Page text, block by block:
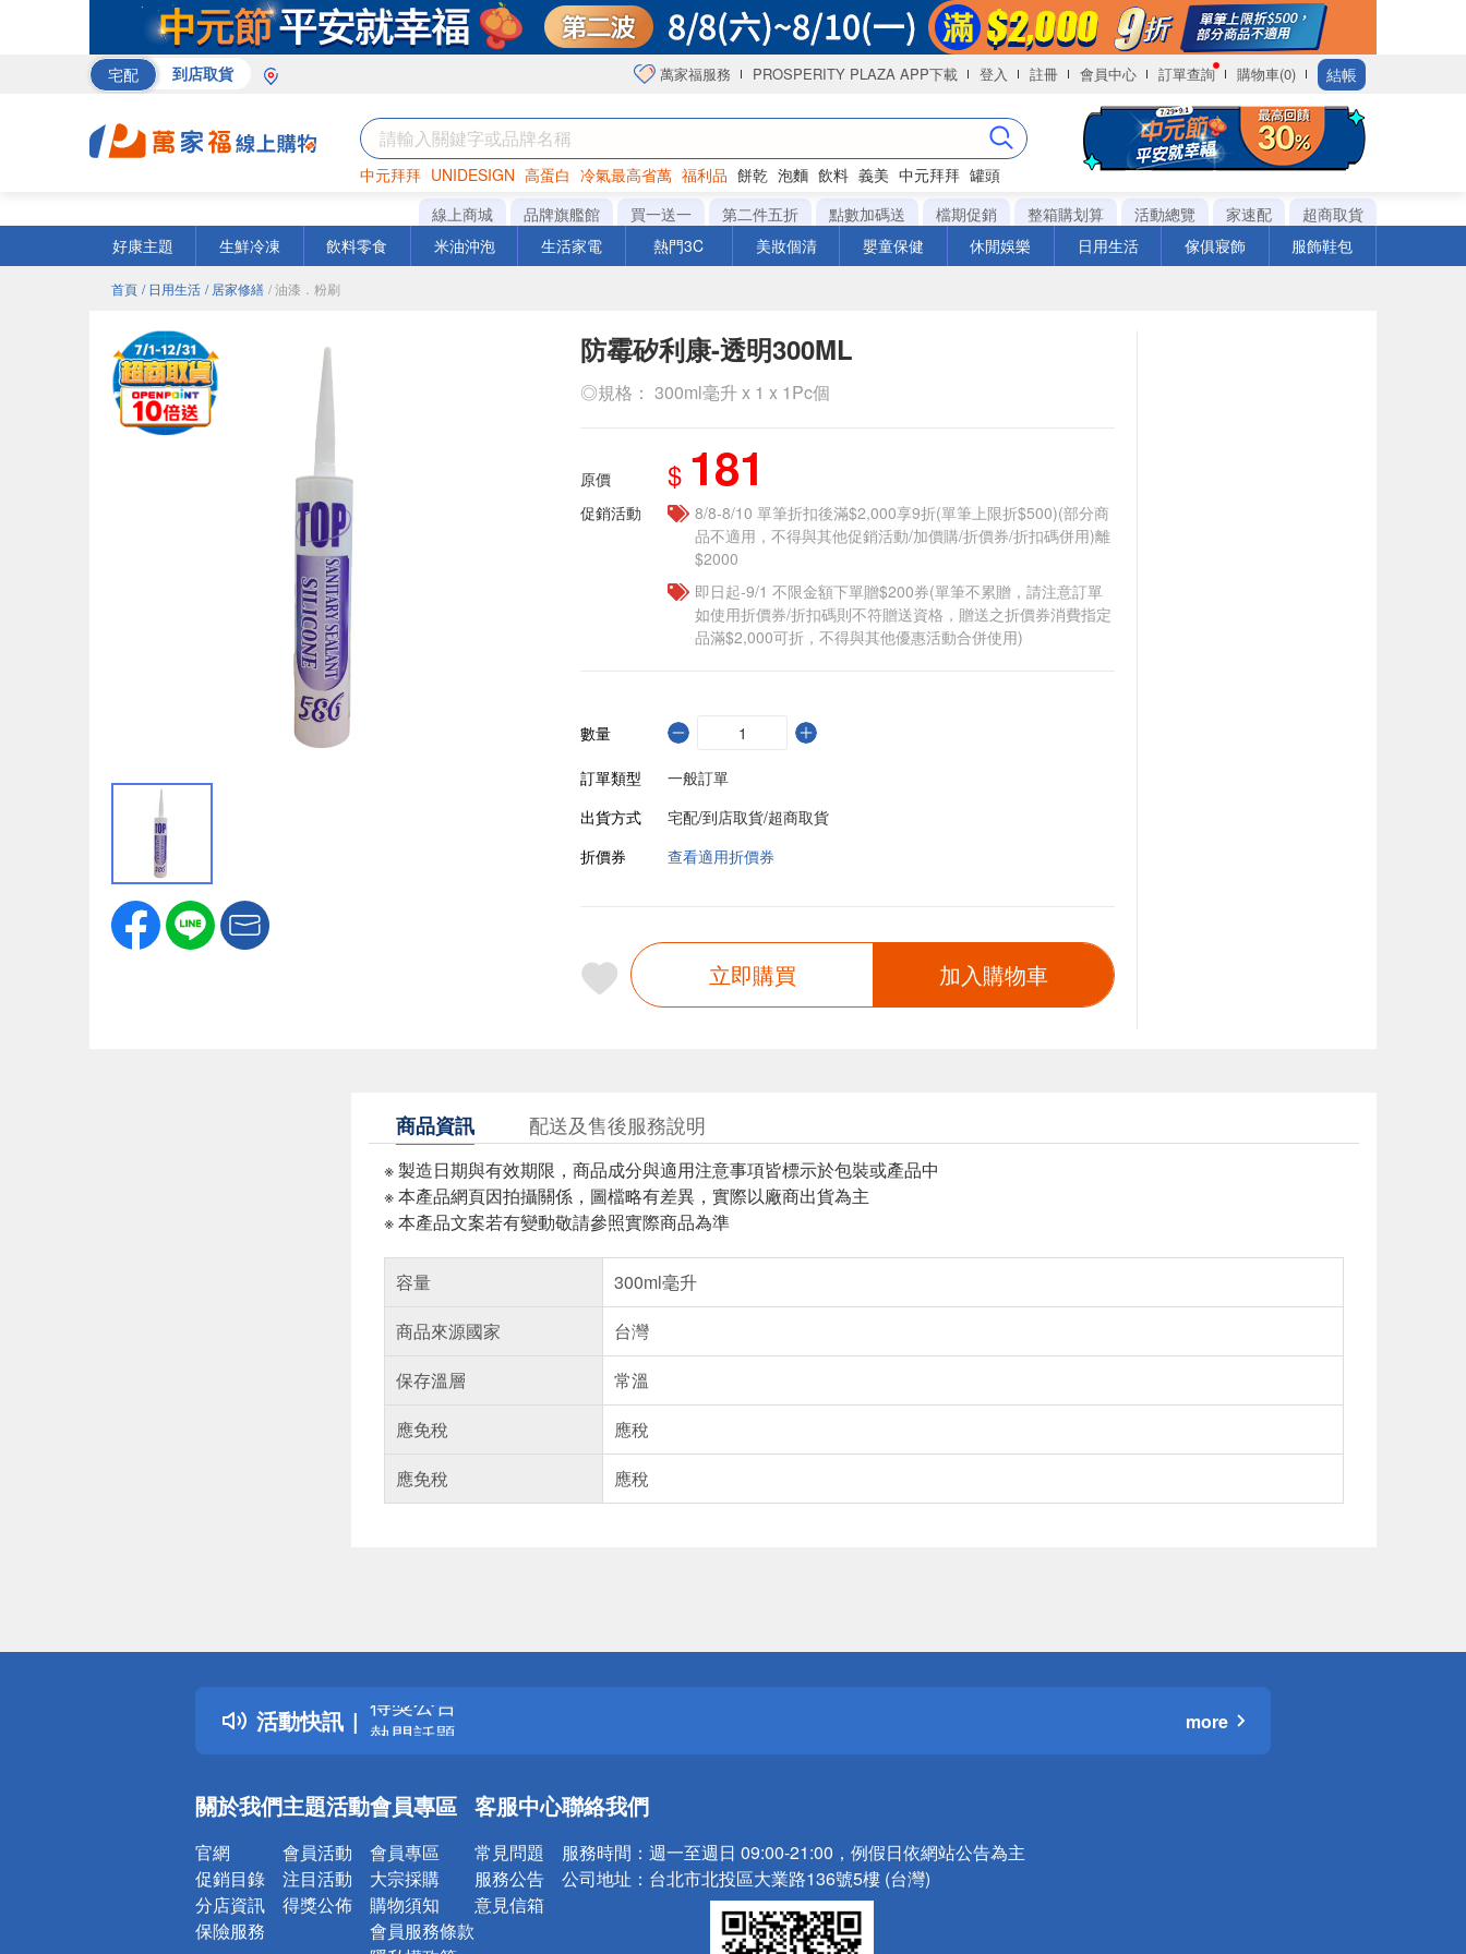
宅配 到店取貨 萬家福服務 PROSPERITY PLAZA APP下載 登入 註冊 會員中心 訂單查詢 購物車(0) 結帳
中元拜拜 UNIDESIGN 高蛋白 冷氣最高省萬 福利品 餅乾 泡麵 飲料 義美 中元拜拜 罐頭
巧克力 衛生紙 咖啡
線上商城 品牌旗艦館 買一送一 第二件五折 點數加碼送 檔期促銷 整箱購划算 活動總覽 家速配
超商取貨
好康主題
生鮮冷凍 飲料零食 米油沖泡 生活家電 熱門3C 美妝個清 嬰童保健 休閒娛樂 日用生活 傢俱寢飾 服飾鞋包
首頁 / 日用生活 / 居家修繕 / 油漆．粉刷
防霉矽利康-透明300ML
◎規格： 300ml毫升 x 1 x 1Pc個
原價 $ 181
促銷活動
8/8-8/10 單筆折扣後滿$2,000享9折(單筆上限折$500)(部分商
品不適用，不得與其他促銷活動/加價購/折價券/折扣碼併用)離
$2000
即日起-9/1 不限金額下單贈$200券(單筆不累贈，請注意訂單
如使用折價券/折扣碼則不符贈送資格，贈送之折價券消費指定
品滿$2,000可折，不得與其他優惠活動合併使用)
數量
訂單類型
一般訂單
出貨方式
宅配/到店取貨/超商取貨
折價券
查看適用折價券
立即購買 加入購物車
商品資訊 配送及售後服務說明
※ 製造日期與有效期限，商品成分與適用注意事項皆標示於包裝或產品中
※ 本產品網頁因拍攝關係，圖檔略有差異，實際以廠商出貨為主
※ 本產品文案若有變動敬請參照實際商品為準
容量
300ml毫升
商品來源國家
台灣
保存溫層
常溫
應免稅
應稅
應免稅
應稅
活動快訊
詐騙網頁！請小心！
得獎公告
熱門話題
銀行優惠
詐騙網頁！請小心！
more
關於我們
官網
促銷目錄
分店資訊
保險服務
主題活動
會員活動
注目活動
得獎公佈
會員專區
會員專區
大宗採購
購物須知
會員服務條款
客服中心
常見問題
服務公告
意見信箱
聯絡我們
服務時間： 週一至週日 09:00-21:00，例假日依網站公告為主
公司地址： 台北市北投區大業路136號5樓 (台灣)